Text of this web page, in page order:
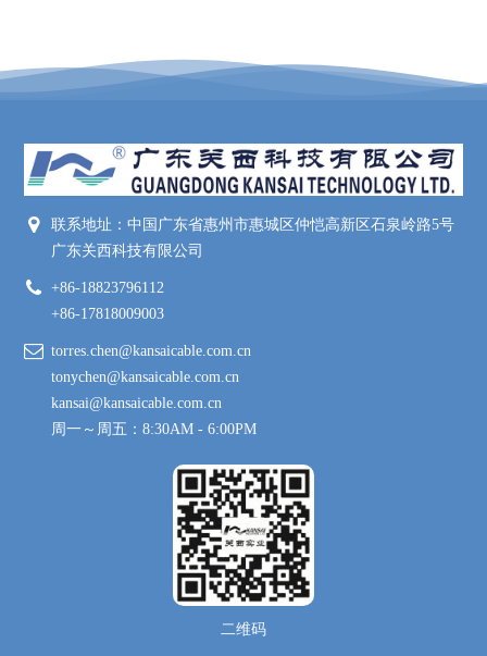
联系地址：中国广东省惠州市惠城区仲恺高新区石泉岭路5号
广东关西科技有限公司
+86-18823796112
+86-17818009003
torres.chen@kansaicable.com.cn
tonychen@kansaicable.com.cn
kansai@kansaicable.com.cn
周一～周五：8:30AM - 6:00PM
二维码